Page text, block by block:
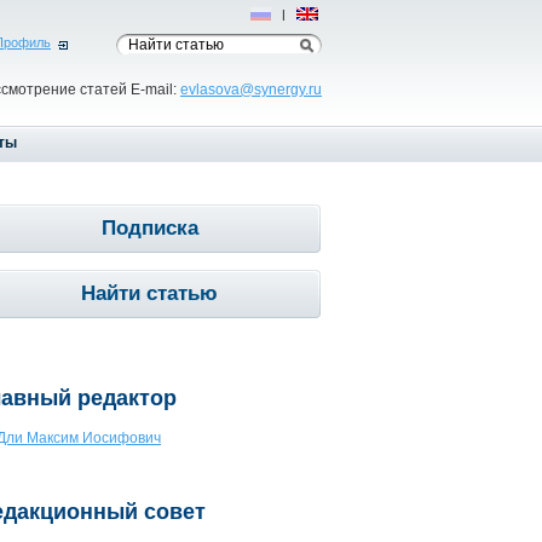
статей E-mail: evlasova@synergy.ru
Рус | Eng
Подписка
Найти статью
редактор
Максим Иосифович
совет